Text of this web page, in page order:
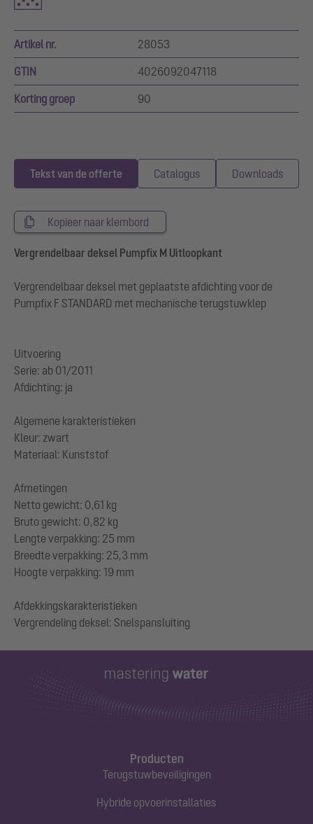
Artikel nr. 28053
GTIN 4026092047118
Korting groep 90
Tekst van de offerte Catalogus Downloads
Kopieer naar klembord
Vergrendelbaar deksel Pumpfix M Uitloopkant
Vergrendelbaar deksel met geplaatste afdichting voor de
Pumpfix F STANDARD met mechanische terugstuwklep
Uitvoering
Serie: ab 01/2011
Afdichting: ja
Algemene karakteristieken
Kleur: zwart
Materiaal: Kunststof
Afmetingen
Netto gewicht: 0,61 kg
Bruto gewicht: 0,82 kg
Lengte verpakking: 25 mm
Breedte verpakking: 25,3 mm
Hoogte verpakking: 19 mm
Afdekkingskarakteristieken
Producten
Terugstuwbeveiligingen
Hybride opvoerinstallaties